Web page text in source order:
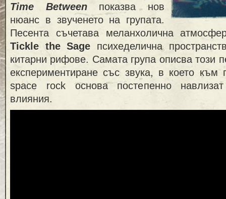
Time Betweenпоказва нов
нюанс в звученето на групата.
Песента съчетава меланхолична
Tickle the Sage психеделична
китарни рифове. Самата група описва този
експериментиране със звука, в което към
space rock основа постепенно
влияния.